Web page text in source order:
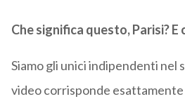
Che significa questo, Parisi?
Siamo gli unici indipendenti nel
video corrisponde